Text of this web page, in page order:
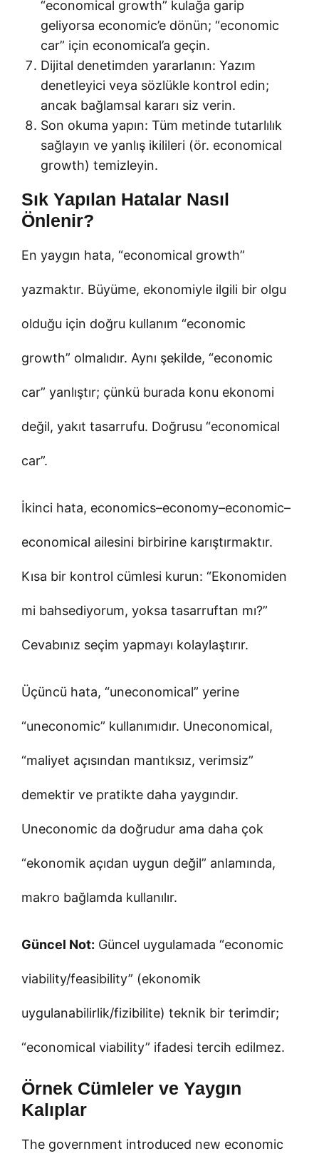
“economical growth” kulağa garip
geliyorsa economic’e dönün; “economic
car” için economical’a geçin.
Dijital denetimden yararlanın: Yazım
denetleyici veya sözlükle kontrol edin;
ancak bağlamsal kararı siz verin.
Son okuma yapın: Tüm metinde tutarlılık
sağlayın ve yanlış ikilileri (ör. economical
growth) temizleyin.
Sık Yapılan Hatalar Nasıl
Önlenir?
En yaygın hata, “economical growth”
yazmaktır. Büyüme, ekonomiyle ilgili bir olgu
olduğu için doğru kullanım “economic
growth” olmalıdır. Aynı şekilde, “economic
car” yanlıştır; çünkü burada konu ekonomi
değil, yakıt tasarrufu. Doğrusu “economical
car”.
İkinci hata, economics–economy–economic–
economical ailesini birbirine karıştırmaktır.
Kısa bir kontrol cümlesi kurun: “Ekonomiden
mi bahsediyorum, yoksa tasarruftan mı?”
Cevabınız seçim yapmayı kolaylaştırır.
Üçüncü hata, “uneconomical” yerine
“uneconomic” kullanımıdır. Uneconomical,
“maliyet açısından mantıksız, verimsiz”
demektir ve pratikte daha yaygındır.
Uneconomic da doğrudur ama daha çok
“ekonomik açıdan uygun değil” anlamında,
makro bağlamda kullanılır.
Güncel Not: Güncel uygulamada “economic
viability/feasibility” (ekonomik
uygulanabilirlik/fizibilite) teknik bir terimdir;
“economical viability” ifadesi tercih edilmez.
Örnek Cümleler ve Yaygın
Kalıplar
The government introduced new economic